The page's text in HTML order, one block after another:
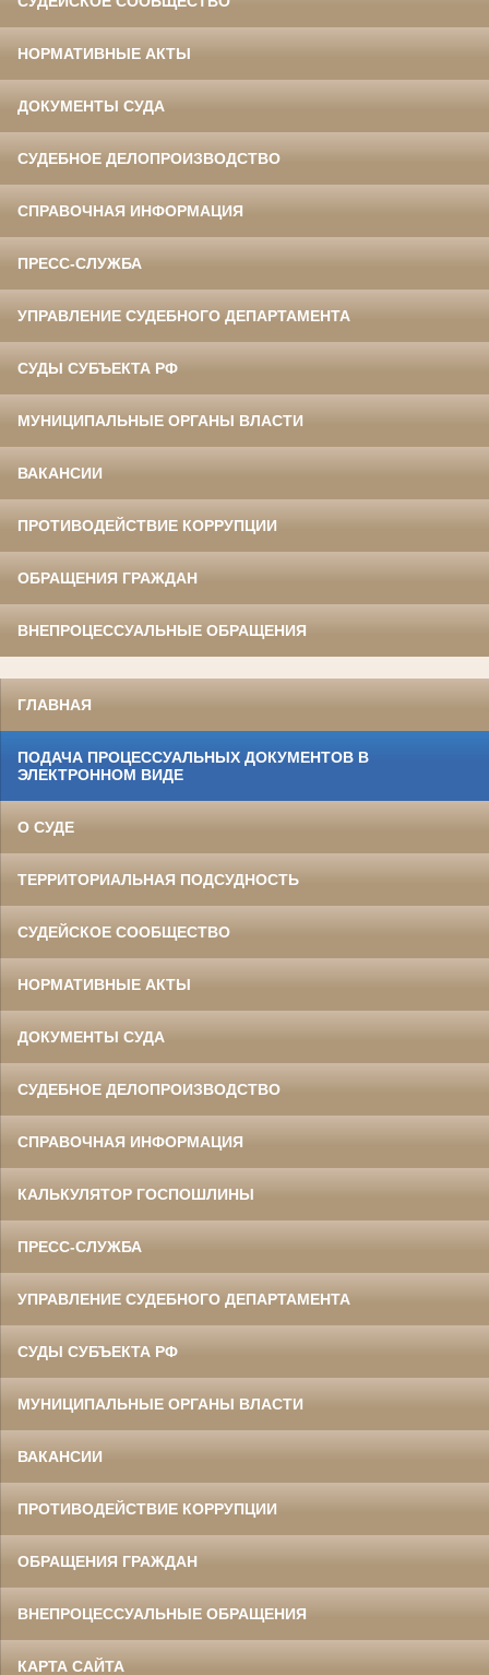
НОРМАТИВНЫЕ АКТЫ
ДОКУМЕНТЫ СУДА
СУДЕБНОЕ ДЕЛОПРОИЗВОДСТВО
СПРАВОЧНАЯ ИНФОРМАЦИЯ
ПРЕСС-СЛУЖБА
УПРАВЛЕНИЕ СУДЕБНОГО ДЕПАРТАМЕНТА
СУДЫ СУБЪЕКТА РФ
МУНИЦИПАЛЬНЫЕ ОРГАНЫ ВЛАСТИ
ВАКАНСИИ
ПРОТИВОДЕЙСТВИЕ КОРРУПЦИИ
ОБРАЩЕНИЯ ГРАЖДАН
ВНЕПРОЦЕССУАЛЬНЫЕ ОБРАЩЕНИЯ
ГЛАВНАЯ
ПОДАЧА ПРОЦЕССУАЛЬНЫХ ДОКУМЕНТОВ В
ЭЛЕКТРОННОМ ВИДЕ
О СУДЕ
ТЕРРИТОРИАЛЬНАЯ ПОДСУДНОСТЬ
СУДЕЙСКОЕ СООБЩЕСТВО
НОРМАТИВНЫЕ АКТЫ
ДОКУМЕНТЫ СУДА
СУДЕБНОЕ ДЕЛОПРОИЗВОДСТВО
СПРАВОЧНАЯ ИНФОРМАЦИЯ
КАЛЬКУЛЯТОР ГОСПОШЛИНЫ
ПРЕСС-СЛУЖБА
УПРАВЛЕНИЕ СУДЕБНОГО ДЕПАРТАМЕНТА
СУДЫ СУБЪЕКТА РФ
МУНИЦИПАЛЬНЫЕ ОРГАНЫ ВЛАСТИ
ВАКАНСИИ
ПРОТИВОДЕЙСТВИЕ КОРРУПЦИИ
ОБРАЩЕНИЯ ГРАЖДАН
ВНЕПРОЦЕССУАЛЬНЫЕ ОБРАЩЕНИЯ
КАРТА САЙТА